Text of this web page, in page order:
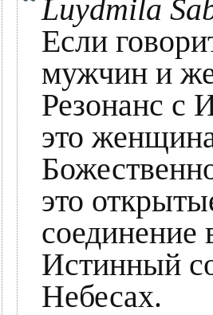
Luydmila
Если
мужчин и
Резонанс с
это
это
соединение
Истинный
Небесах.